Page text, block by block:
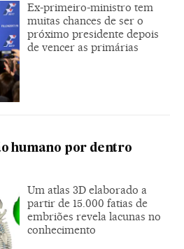
Ex-primeiro-ministro tem
muitas chances de ser o
próximo presidente depois
de vencer as primárias
humano por dentro
Um atlas 3D elaborado a
partir de 15.000 fatias de
embriões revela lacunas no
conhecimento